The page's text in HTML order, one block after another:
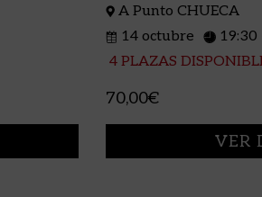
A Punto CHUECA
14 octubre
19:30
4 PLAZAS
70,00€
VER